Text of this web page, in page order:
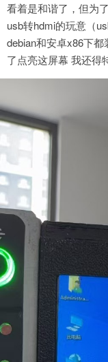
看着是和谐了，但为
usb转hdmi的玩意（
debian和安卓x86下
了点亮这屏幕 我还得